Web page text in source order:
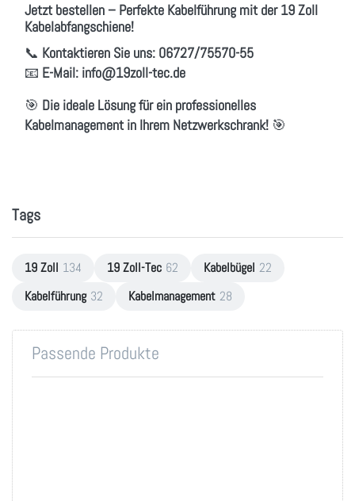
Jetzt bestellen – Perfekte Kabelführung mit der 19 Zoll
Kabelabfangschiene!
📞 Kontaktieren Sie uns: 06727/75570-55
📧 E-Mail: info@19zoll-tec.de
🎯 Die ideale Lösung für ein professionelles
Kabelmanagement in Ihrem Netzwerkschrank! 🎯
Tags
19 Zoll 134 19 Zoll-Tec 62 Kabelbügel 22
Kabelführung 32 Kabelmanagement 28
Passende Produkte